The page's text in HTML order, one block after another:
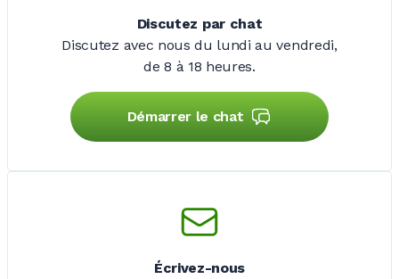
Discutez par chat
Discutez avec nous du lundi au vendredi,
de 8 à 18 heures.
Démarrer le chat
Écrivez-nous